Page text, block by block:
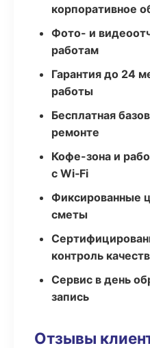
корпоративное
Фото- и
работам
Гарантия до 24
работы
Бесплатная
ремонте
Кофе-зона и
с Wi‑Fi
Фиксированные
сметы
контроль
Сервис в день
запись
Отзывы